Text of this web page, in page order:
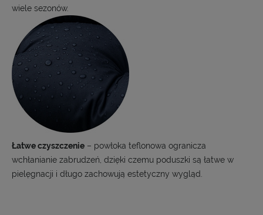
wiele sezonów.
Łatwe czyszczenie – powłoka teflonowa ogranicza
wchłanianie zabrudzeń, dzięki czemu poduszki są łatwe w
pielęgnacji i długo zachowują estetyczny wygląd.